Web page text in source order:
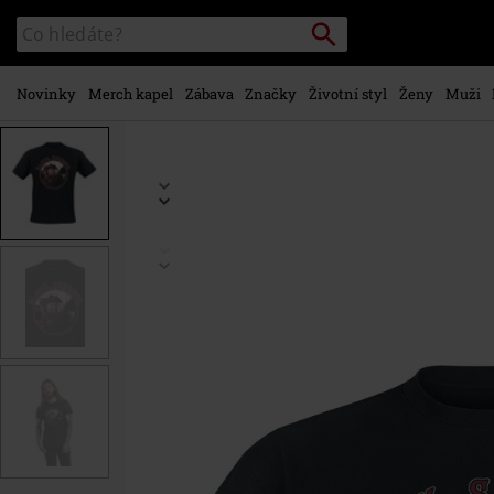
hlavnímu
obsahu
Katalog
vyhledávání
Vyhledávání
Novinky Merch kapel Zábava Značky Životní styl Ženy Muži
www.emp-
p/anniversary-
396968.html